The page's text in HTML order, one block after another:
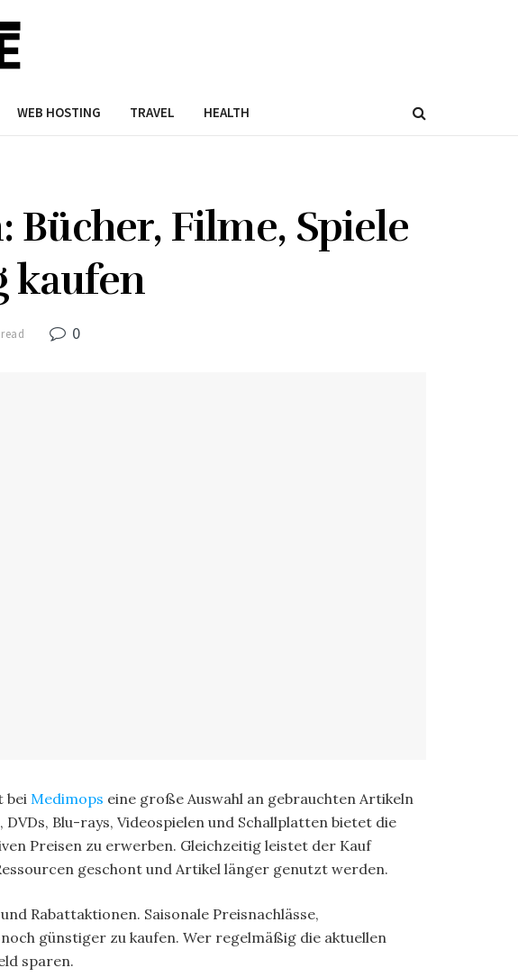
WEB HOSTING TRAVEL HEALTH
Filme, Spiele
kaufen
0
bei Medimops eine große Auswahl an gebrauchten Artikeln
Blu-rays, Videospielen und Schallplatten bietet die
Preisen zu erwerben. Gleichzeitig leistet der Kauf
geschont und Artikel länger genutzt werden.
Rabattaktionen. Saisonale Preisnachlässe,
günstiger zu kaufen. Wer regelmäßig die aktuellen
sparen.